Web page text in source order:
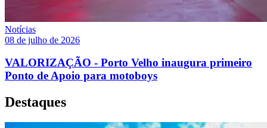
Notícias
08 de julho de 2026
VALORIZAÇÃO - Porto Velho inaugura primeiro
Ponto de Apoio para motoboys
Destaques